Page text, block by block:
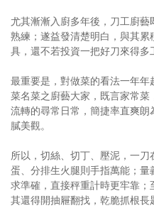
尤其漸漸入廚多年後，刀工廚
熟練；遂益發清楚明白，與其
具，還不若投資一把好刀來得多
最重要是，對做菜的看法一年
菜名菜之廚藝大家，既言家常
流轉的尋常日常，簡捷率直爽
膩美觀。
所以，切絲、切丁、壓泥，一
蛋、分排生火腿則手指萬能；
求準確，直接秤重計時更牢靠
其還得開抽屜翻找，乾脆抓根長